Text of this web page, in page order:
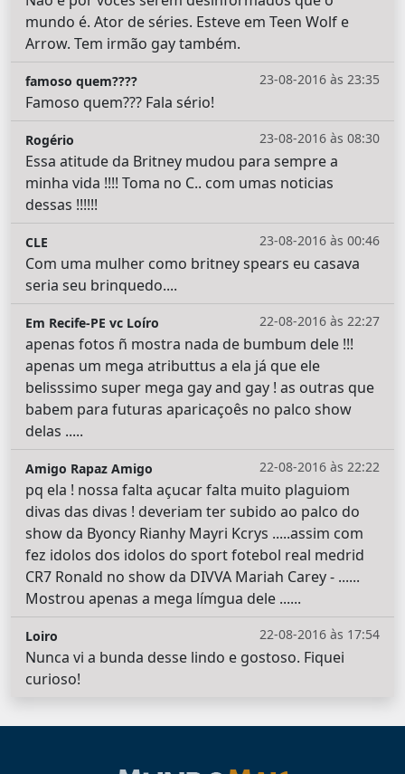
mundo é. Ator de séries. Esteve em Teen Wolf e
Arrow. Tem irmão gay também.
23-08-2016 às 23:35
famoso quem????
Famoso quem??? Fala sério!
23-08-2016 às 08:30
Rogério
Essa atitude da Britney mudou para sempre a
minha vida !!!! Toma no C.. com umas noticias
dessas !!!!!!
23-08-2016 às 00:46
CLE
Com uma mulher como britney spears eu casava
seria seu brinquedo....
22-08-2016 às 22:27
Em Recife-PE vc Loíro
apenas fotos ñ mostra nada de bumbum dele !!!
apenas um mega atributtus a ela já que ele
belisssimo super mega gay and gay ! as outras que
babem para futuras aparicaçoês no palco show
delas .....
22-08-2016 às 22:22
Amigo Rapaz Amigo
pq ela ! nossa falta açucar falta muito plaguiom
divas das divas ! deveriam ter subido ao palco do
show da Byoncy Rianhy Mayri Kcrys .....assim com
fez idolos dos idolos do sport fotebol real medrid
CR7 Ronald no show da DIVVA Mariah Carey - ......
Mostrou apenas a mega límgua dele ......
22-08-2016 às 17:54
Loiro
Nunca vi a bunda desse lindo e gostoso. Fiquei
curioso!